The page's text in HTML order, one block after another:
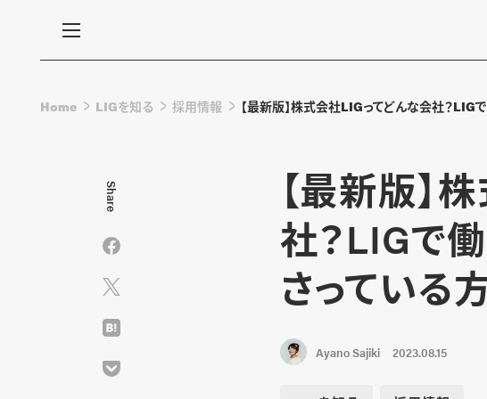
Home LIGを知る 採用情報 【最新版】株式会社LIGってどんな会社？LIG
【最新版】
社？LIGで
さっている
Ayano Sajiki 2023.08.15
Share